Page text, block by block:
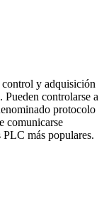
y adquisición
controlarse a
protocolo
comunicarse
más populares.